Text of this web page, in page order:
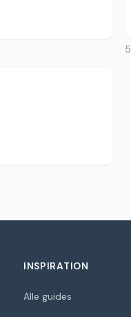
INSPIRATION
Alle guides